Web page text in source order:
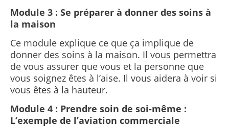
Module 3 : Se préparer à donner des soins à
la maison
Ce module explique ce que ça implique de
donner des soins à la maison. Il vous permettra
de vous assurer que vous et la personne que
vous soignez êtes à l’aise. Il vous aidera à voir si
vous êtes à la hauteur.
Module 4 : Prendre soin de soi-même :
L’exemple de l’aviation commerciale